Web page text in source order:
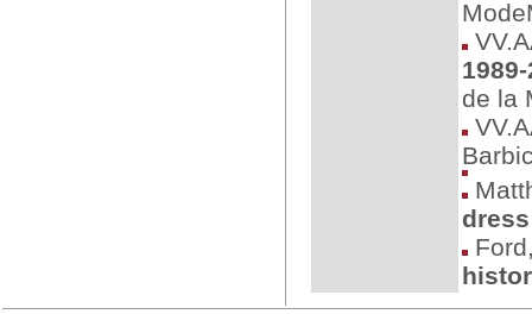
de la